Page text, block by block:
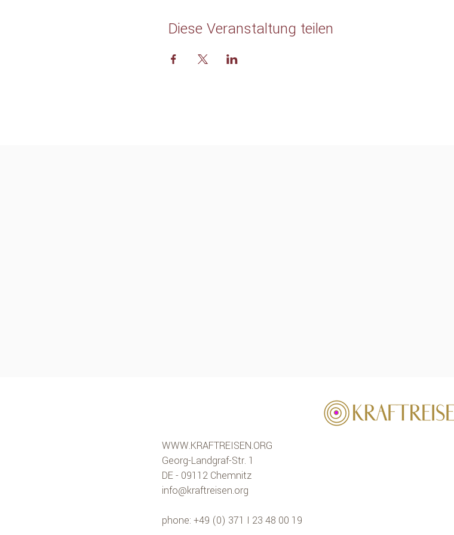
Diese Veranstaltung teilen
WWW.KRAFTREISEN.ORG
Georg-Landgraf-Str. 1
DE - 09112 Chemnitz
info@kraftreisen.org
phone: +49 (0) 371 I 23 48 00 19